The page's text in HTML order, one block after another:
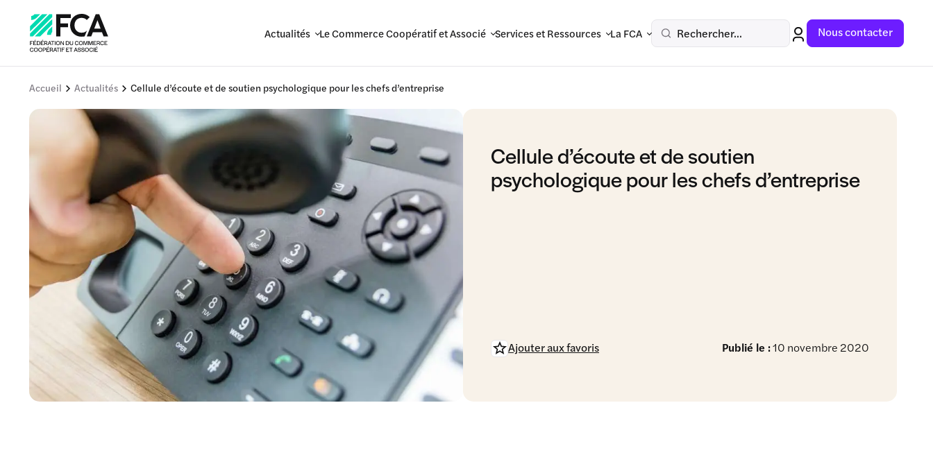
Actualités Le Commerce Coopératif et Associé Services et Ressources La FCA Rechercher... Nous contacter
Accueil Actualités Cellule d’écoute et de soutien psychologique pour les chefs d’entreprise
Cellule d’écoute et de soutien
psychologique pour les chefs d’entreprise
Publié le :10 novembre 2020
Ajouter aux favoris